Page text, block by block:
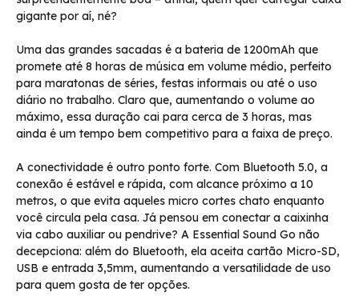
gigante por aí, né?
Uma das grandes sacadas é a bateria de 1200mAh que
promete até 8 horas de música em volume médio, perfeito
para maratonas de séries, festas informais ou até o uso
diário no trabalho. Claro que, aumentando o volume ao
máximo, essa duração cai para cerca de 3 horas, mas
ainda é um tempo bem competitivo para a faixa de preço.
A conectividade é outro ponto forte. Com Bluetooth 5.0, a
conexão é estável e rápida, com alcance próximo a 10
metros, o que evita aqueles micro cortes chato enquanto
você circula pela casa. Já pensou em conectar a caixinha
via cabo auxiliar ou pendrive? A Essential Sound Go não
decepciona: além do Bluetooth, ela aceita cartão Micro-SD,
USB e entrada 3,5mm, aumentando a versatilidade de uso
para quem gosta de ter opções.